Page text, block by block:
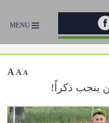
MENU
A A A
ينجب ذكراً!